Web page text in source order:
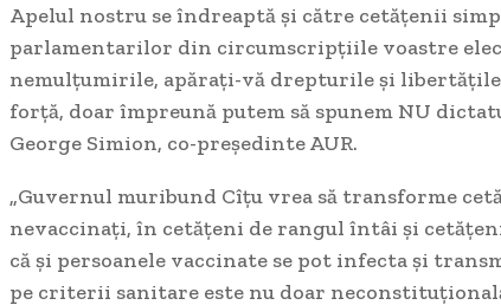
Apelul nostru se îndreaptă și către cetățenii
parlamentarilor din circumscripțiile voastre
nemulțumirile, apărați-vă drepturile și
forță, doar împreună putem să spunem NU
George Simion, co-președinte AUR.
„Guvernul muribund Cîțu vrea să transforme
nevaccinați, în cetățeni de rangul întâi și
că și persoanele vaccinate se pot infecta și
pe criterii sanitare este nu doar